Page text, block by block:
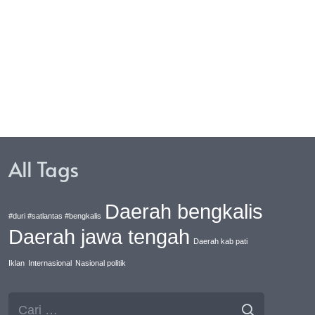
All Tags
#duri #satlantas #bengkalis
Daerah bengkalis
Daerah jawa tengah Daerah kab pati
Iklan Internasional Nasional politik